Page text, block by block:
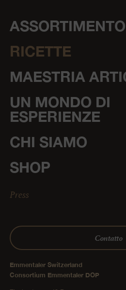
ASSORTIMENTO
RICETTE
MAESTRIA
UN MONDO DI
ESPERIENZE
CHI SIAMO
SHOP
Press
Contatto
Emmentaler Switzerland
Consortium Emmentaler DOP